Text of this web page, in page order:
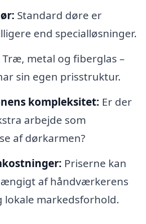
Standard døre er
end specialløsninger.
Træ, metal og fiberglas –
sin egen prisstruktur.
kompleksitet: Er der
arbejde som
af dørkarmen?
Priserne kan
af håndværkerens
lokale markedsforhold.